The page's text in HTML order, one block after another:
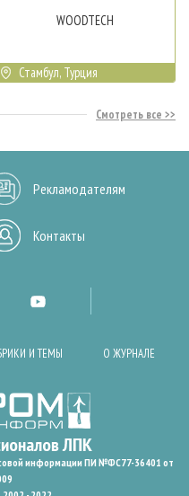
WOODTECH
Стамбул, Турция
Смотреть все
Рекламодателям
Контакты
И ТЕМЫ О ЖУРНАЛЕ
информации ПИ №ФС77-36401 от